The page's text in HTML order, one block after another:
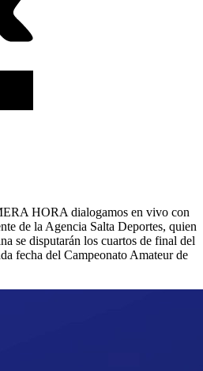
HORA dialogamos en vivo con
de la Agencia Salta Deportes, quien
se disputarán los cuartos de final del
fecha del Campeonato Amateur de